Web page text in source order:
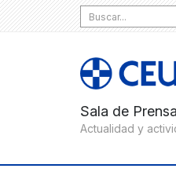
Search
for: